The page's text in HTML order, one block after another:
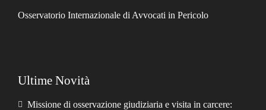
Osservatorio Internazionale di Avvocati in Pericolo
Ultime Novità
Missione di osservazione giudiziaria e visita in carcere: